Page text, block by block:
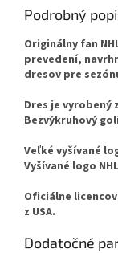
Podrobný
Originálny fan
prevedení,
dresov pre
Dres je vyrobený
Bezvýkruhový
Veľké vyšívané
Vyšívané logo
Oficiálne
z USA.
Dodatočné